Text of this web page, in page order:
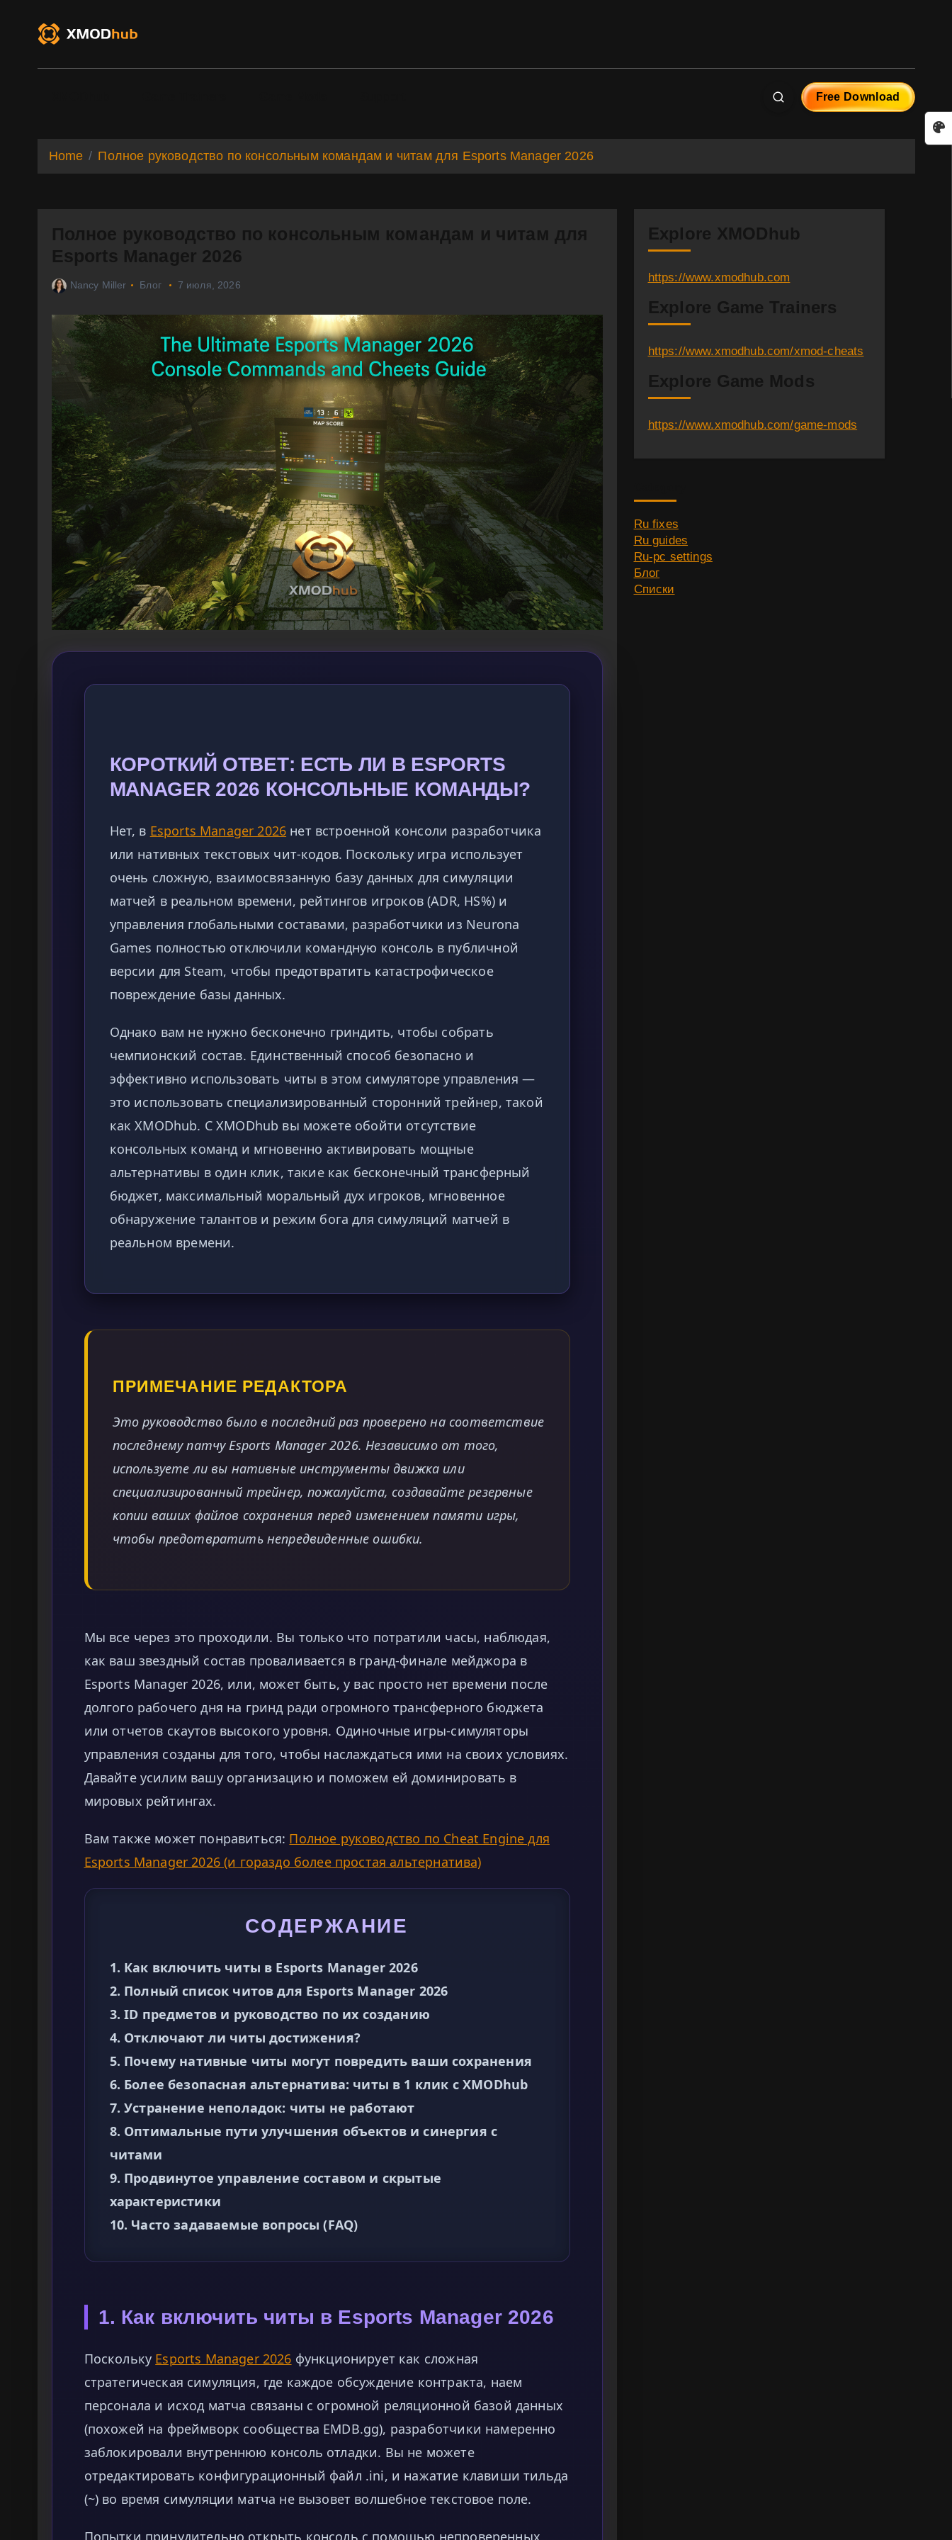
Free Download
Home Полное руководство по консольным командам и читам для Esports Manager 2026
Полное руководство по консольным командам и читам для
Esports Manager 2026
Nancy Miller Блог 7 июля, 2026
КОРОТКИЙ ОТВЕТ: ЕСТЬ ЛИ В ESPORTS
MANAGER 2026 КОНСОЛЬНЫЕ КОМАНДЫ?
Нет, в Esports Manager 2026 нет встроенной консоли разработчика
или нативных текстовых чит-кодов. Поскольку игра использует
очень сложную, взаимосвязанную базу данных для симуляции
матчей в реальном времени, рейтингов игроков (ADR, HS%) и
управления глобальными составами, разработчики из Neurona
Games полностью отключили командную консоль в публичной
версии для Steam, чтобы предотвратить катастрофическое
повреждение базы данных.
Однако вам не нужно бесконечно гриндить, чтобы собрать
чемпионский состав. Единственный способ безопасно и
эффективно использовать читы в этом симуляторе управления —
это использовать специализированный сторонний трейнер, такой
как XMODhub. С XMODhub вы можете обойти отсутствие
консольных команд и мгновенно активировать мощные
альтернативы в один клик, такие как бесконечный трансферный
бюджет, максимальный моральный дух игроков, мгновенное
обнаружение талантов и режим бога для симуляций матчей в
реальном времени.
ПРИМЕЧАНИЕ РЕДАКТОРА
Это руководство было в последний раз проверено на соответствие
последнему патчу Esports Manager 2026. Независимо от того,
используете ли вы нативные инструменты движка или
специализированный трейнер, пожалуйста, создавайте резервные
копии ваших файлов сохранения перед изменением памяти игры,
чтобы предотвратить непредвиденные ошибки.
Мы все через это проходили. Вы только что потратили часы, наблюдая,
как ваш звездный состав проваливается в гранд-финале мейджора в
Esports Manager 2026, или, может быть, у вас просто нет времени после
долгого рабочего дня на гринд ради огромного трансферного бюджета
или отчетов скаутов высокого уровня. Одиночные игры-симуляторы
управления созданы для того, чтобы наслаждаться ими на своих условиях.
Давайте усилим вашу организацию и поможем ей доминировать в
мировых рейтингах.
Вам также может понравиться: Полное руководство по Cheat Engine для
Esports Manager 2026 (и гораздо более простая альтернатива)
СОДЕРЖАНИЕ
1. Как включить читы в Esports Manager 2026
2. Полный список читов для Esports Manager 2026
3. ID предметов и руководство по их созданию
4. Отключают ли читы достижения?
5. Почему нативные читы могут повредить ваши сохранения
6. Более безопасная альтернатива: читы в 1 клик с XMODhub
7. Устранение неполадок: читы не работают
8. Оптимальные пути улучшения объектов и синергия с
читами
9. Продвинутое управление составом и скрытые
характеристики
10. Часто задаваемые вопросы (FAQ)
1. Как включить читы в Esports Manager 2026
Поскольку Esports Manager 2026 функционирует как сложная
стратегическая симуляция, где каждое обсуждение контракта, наем
персонала и исход матча связаны с огромной реляционной базой данных
(похожей на фреймворк сообщества EMDB.gg), разработчики намеренно
заблокировали внутреннюю консоль отладки. Вы не можете
отредактировать конфигурационный файл .ini, и нажатие клавиши тильда
(~) во время симуляции матча не вызовет волшебное текстовое поле.
Попытки принудительно открыть консоль с помощью непроверенных
Explore XMODhub
https://www.xmodhub.com
Explore Game Trainers
https://www.xmodhub.com/xmod-cheats
Explore Game Mods
https://www.xmodhub.com/game-mods
Ru fixes
Ru guides
Ru-pc settings
Блог
Списки